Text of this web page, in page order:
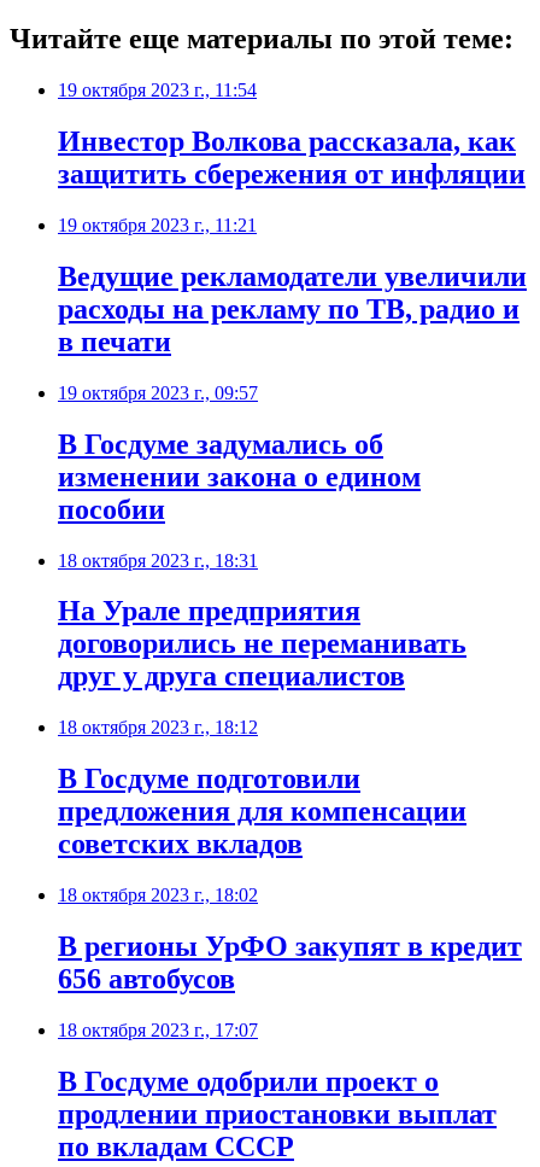
Читайте еще материалы по этой теме:
19 октября 2023 г., 11:54
Инвестор Волкова рассказала, как
защитить сбережения от инфляции
19 октября 2023 г., 11:21
Ведущие рекламодатели увеличили
расходы на рекламу по ТВ, радио и
в печати
19 октября 2023 г., 09:57
В Госдуме задумались об
изменении закона о едином
пособии
18 октября 2023 г., 18:31
На Урале предприятия
договорились не переманивать
друг у друга специалистов
18 октября 2023 г., 18:12
В Госдуме подготовили
предложения для компенсации
советских вкладов
18 октября 2023 г., 18:02
В регионы УрФО закупят в кредит
656 автобусов
18 октября 2023 г., 17:07
В Госдуме одобрили проект о
продлении приостановки выплат
по вкладам CCCР